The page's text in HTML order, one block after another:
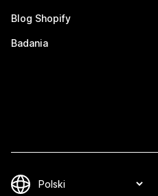
Blog Shopify
Badania